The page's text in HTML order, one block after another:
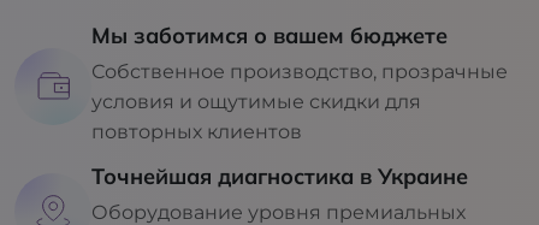
Мы заботимся о вашем бюджете
Собственное производство, прозрачные
условия и ощутимые скидки для
повторных клиентов
Точнейшая диагностика в Украине
Оборудование уровня премиальных